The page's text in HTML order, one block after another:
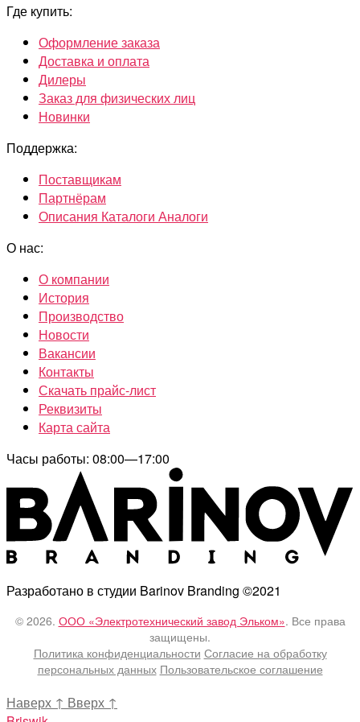
Где купить:
Оформление заказа
Доставка и оплата
Дилеры
Заказ для физических лиц
Новинки
Поддержка:
Поставщикам
Партнёрам
Описания Каталоги Аналоги
О нас:
О компании
История
Производство
Новости
Вакансии
Контакты
Скачать прайс-лист
Реквизиты
Карта сайта
Часы работы: 08:00—17:00
Разработано в студии Barinov Branding ©2021
© 2026. ООО «Электротехнический завод Эльком». Все права
защищены.
Политика конфиденциальности Согласие на обработку
персональных данных Пользовательское соглашение
Наверх ↑ Вверх ↑